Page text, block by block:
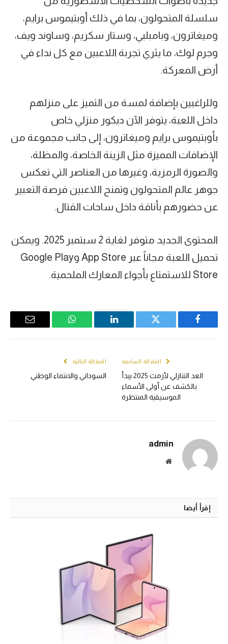
سلسلة المتحولون، بما في ذلك أوبتيموس برايم،
وميغاترون، وبامبلبي، وستار سكريم، وساوند ويف،
وجرم لوك، ما يثري تجربة اللاعبين مع كل نداء في
أرض المعركة.
وللراغبين بإضافة لمسة من التميز على منزلهم
داخل اللعبة، يتوفر الآن ديكور منزلي خاص
بأوبتيموس برايم وميغاترون، إلى جانب مجموعة من
الإضافات المميزة مثل الزينة الخاصة، والمظلة،
والصورة الرمزية، وغيرها من العناصر التي تعكس
جوهر عالم المتحولون وتمنح اللاعبين فرصة التعبير
عن حضورهم بأناقة داخل ساحات القتال.
المحتوى الجديد متوفر لغاية 2 سبتمبر 2025. ويمكن
تحميل اللعبة مجاناً عبر App Store وGoogle Play
Store للاستمتاع بأجواء المعارك الملحمية.
Facebook
Twitter
LinkedIn
WhatsApp
Email
المقالة السابقة
العد التنازلي لأزمث 2025 يبدأ
بالكشف عن أولى الأسماء
الموسيقية المنتظرة
المقالة التالية
السوداني والانتماء الوطني
admin
الموقع
إقرأ أيضا